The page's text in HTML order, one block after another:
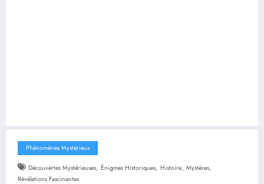
Phénomènes Mystérieux
Découvertes Mystérieuses, Énigmes Historiques, Histoire, Mystères,
Révélations Fascinantes